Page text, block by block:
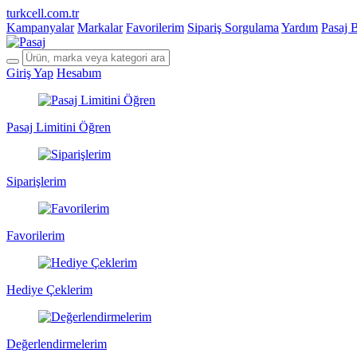
turkcell.com.tr
Kampanyalar Markalar Favorilerim Sipariş Sorgulama Yardım Pasaj
Giriş Yap Hesabım
Pasaj Limitini Öğren
Siparişlerim
Favorilerim
Hediye Çeklerim
Değerlendirmelerim